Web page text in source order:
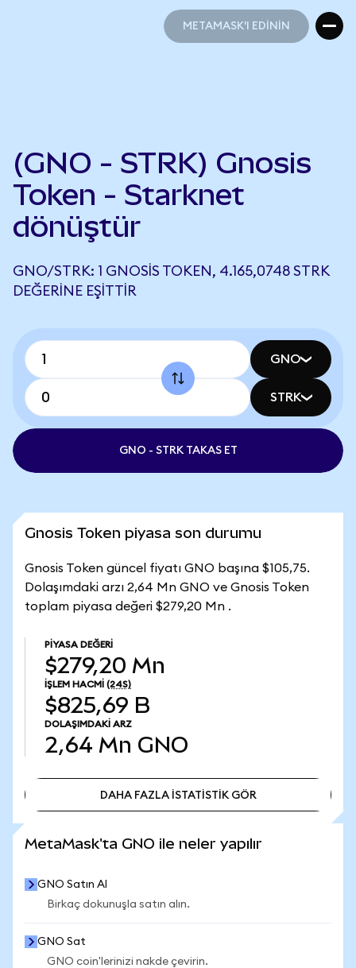
METAMASK'I EDİNİN
(GNO - STRK) Gnosis
Token - Starknet
dönüştür
GNO/STRK: 1 GNOSIS TOKEN, 4.165,0748 STRK
DEĞERINE EŞITTIR
GNO
STRK
GNO - STRK TAKAS ET
Gnosis Token piyasa son durumu
Gnosis Token güncel fiyatı GNO başına $105,75.
Dolaşımdaki arzı 2,64 Mn GNO ve Gnosis Token
toplam piyasa değeri $279,20 Mn .
PIYASA DEĞERI
$279,20 Mn
İŞLEM HACMI (24S)
$825,69 B
DOLAŞIMDAKI ARZ
2,64 Mn GNO
DAHA FAZLA İSTATİSTİK GÖR
MetaMask'ta GNO ile neler yapılır
GNO Satın Al
Birkaç dokunuşla satın alın.
GNO Sat
GNO coin'lerinizi nakde çevirin.